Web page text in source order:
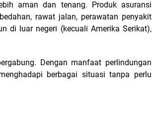
aman dan tenang. Produk asuransi
rawat jalan, perawatan penyakit
di luar negeri (kecuali Amerika Serikat),
Dengan manfaat perlindungan
berbagai situasi tanpa perlu